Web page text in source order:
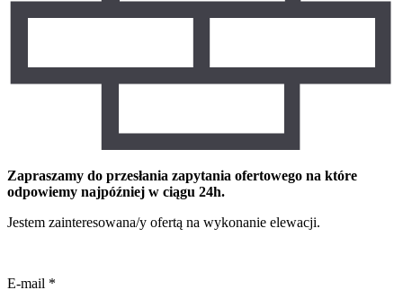
Zapraszamy do przesłania zapytania ofertowego na które
odpowiemy najpóźniej w ciągu 24h.
Jestem zainteresowana/y ofertą na wykonanie elewacji.
E-mail *